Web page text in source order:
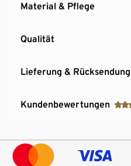
Material & Pflege
Qualität
Lieferung & Rücksendung
Kundenbewertungen